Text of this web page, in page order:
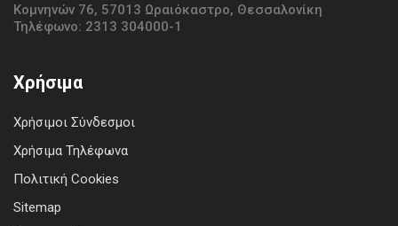
Κομνηνών 76, 57013 Ωραιόκαστρο, Θεσσαλονίκη
Τηλέφωνο: 2313 304000-1
Χρήσιμα
Χρήσιμοι Σύνδεσμοι
Χρήσιμα Τηλέφωνα
Πολιτική Cookies
Sitemap